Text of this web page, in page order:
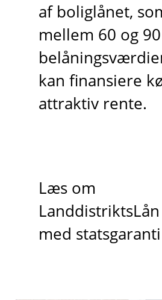
af boliglånet,
mellem 60 og
kan finansiere
attraktiv rente.
Læs om
LanddistriktsLån
med statsgaranti